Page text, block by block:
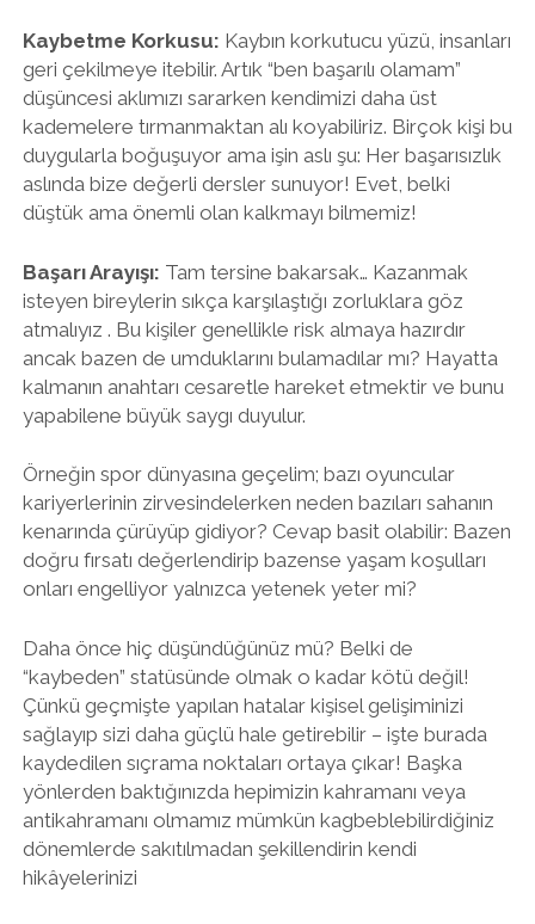
Kaybetme Korkusu: Kaybın korkutucu yüzü, insanları
geri çekilmeye itebilir. Artık “ben başarılı olamam”
düşüncesi aklımızı sararken kendimizi daha üst
kademelere tırmanmaktan alı koyabiliriz. Birçok kişi bu
duygularla boğuşuyor ama işin aslı şu: Her başarısızlık
aslında bize değerli dersler sunuyor! Evet, belki
düştük ama önemli olan kalkmayı bilmemiz!
Başarı Arayışı: Tam tersine bakarsak… Kazanmak
isteyen bireylerin sıkça karşılaştığı zorluklara göz
atmalıyız . Bu kişiler genellikle risk almaya hazırdır
ancak bazen de umduklarını bulamadılar mı? Hayatta
kalmanın anahtarı cesaretle hareket etmektir ve bunu
yapabilene büyük saygı duyulur.
Örneğin spor dünyasına geçelim; bazı oyuncular
kariyerlerinin zirvesindelerken neden bazıları sahanın
kenarında çürüyüp gidiyor? Cevap basit olabilir: Bazen
doğru fırsatı değerlendirip bazense yaşam koşulları
onları engelliyor yalnızca yetenek yeter mi?
Daha önce hiç düşündüğünüz mü? Belki de
“kaybeden” statüsünde olmak o kadar kötü değil!
Çünkü geçmişte yapılan hatalar kişisel gelişiminizi
sağlayıp sizi daha güçlü hale getirebilir – işte burada
kaydedilen sıçrama noktaları ortaya çıkar! Başka
yönlerden baktığınızda hepimizin kahramanı veya
antikahramanı olmamız mümkün kagbeblebilirdiğiniz
dönemlerde sakıtılmadan şekillendirin kendi
hikâyelerinizi